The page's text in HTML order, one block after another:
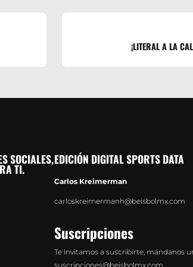
¡LITERAL A LA
SOCIALES,
TI.
EDICIÓN DIGITAL SPORTS DATA
Carlos Kreimerman
carloskreimermanh@beisbolmx.com
Suscripciones
Te invitamos a suscribirte, mándanos
suscripciones@beisbolmx.com